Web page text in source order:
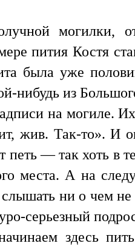
могилки,
пития Костя
была уже
нибудь из
на могиле.
жив. Так-то». И
— так хоть в
места. А на
ни о чем не
серьезный
здесь